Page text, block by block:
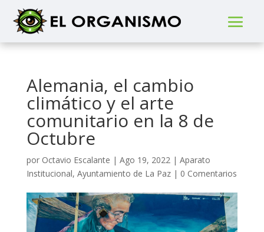
Alemania, el cambio
climático y el arte
comunitario en la 8 de
Octubre
por Octavio Escalante | Ago 19, 2022| Aparato
Institucional, Ayuntamiento de La Paz| 0 Comentarios